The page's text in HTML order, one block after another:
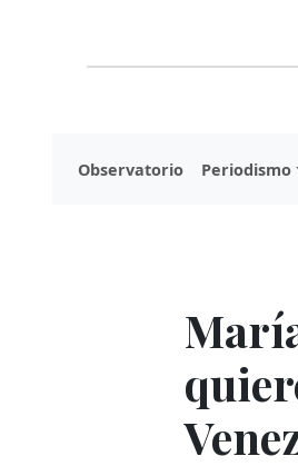
Observatorio Periodismo